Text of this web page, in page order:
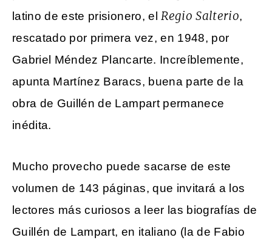
latino de este prisionero, el Regio Salterio,
rescatado por primera vez, en 1948, por
Gabriel Méndez Plancarte. Increíblemente,
apunta Martínez Baracs, buena parte de la
obra de Guillén de Lampart permanece
inédita.
Mucho provecho puede sacarse de este
volumen de 143 páginas, que invitará a los
lectores más curiosos a leer las biografías de
Guillén de Lampart, en italiano (la de Fabio